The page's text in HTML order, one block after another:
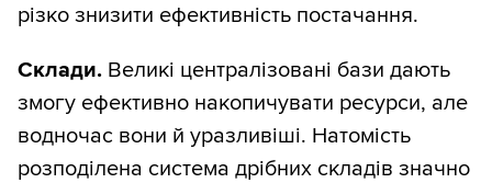
різко знизити ефективність постачання.
Склади. Великі централізовані бази дають
змогу ефективно накопичувати ресурси, але
водночас вони й уразливіші. Натомість
розподілена система дрібних складів значно